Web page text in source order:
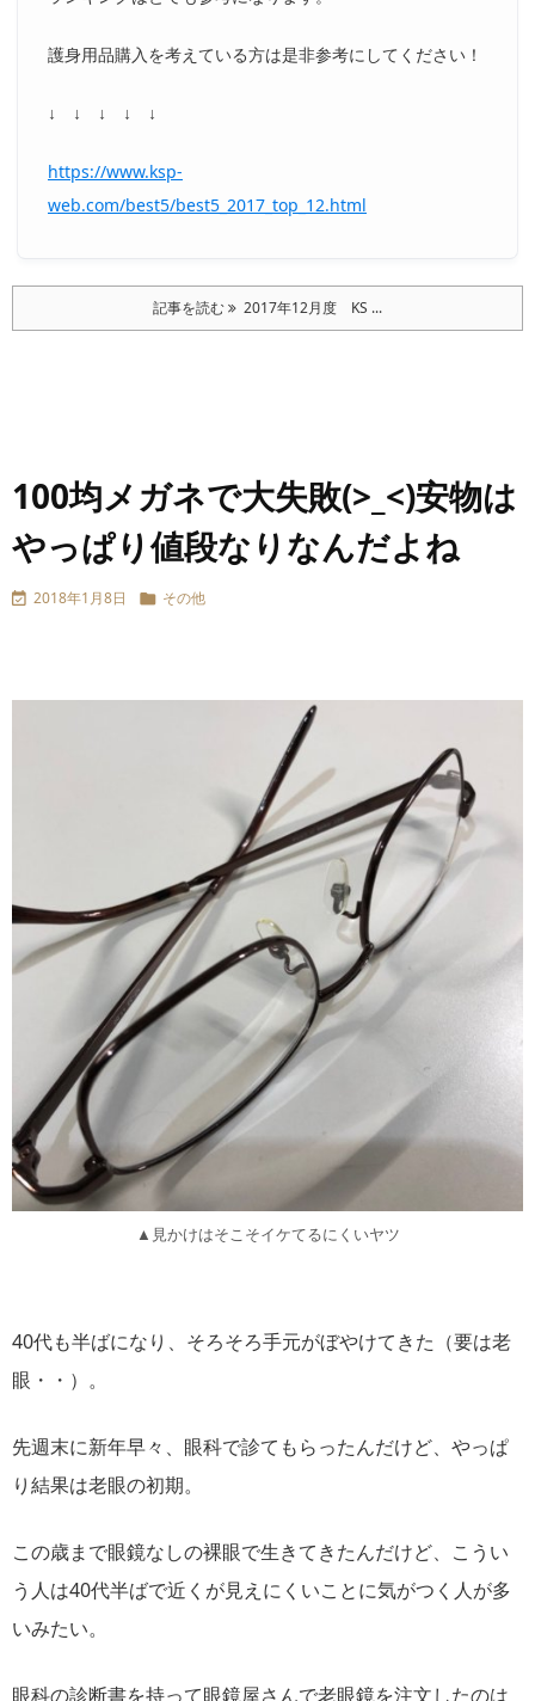
護身用品購入を考えている方は是非参考にしてください！
↓ ↓ ↓ ↓ ↓
https://www.ksp-
web.com/best5/best5_2017_top_12.html
記事を読む 2017年12月度 KS ...
100均メガネで大失敗(>_<)安物は
やっぱり値段なりなんだよね
 2018年1月8日  その他
▲見かけはそこそイケてるにくいヤツ
40代も半ばになり、そろそろ手元がぼやけてきた（要は老
眼・・）。
先週末に新年早々、眼科で診てもらったんだけど、やっぱ
り結果は老眼の初期。
この歳まで眼鏡なしの裸眼で生きてきたんだけど、こうい
う人は40代半ばで近くが見えにくいことに気がつく人が多
いみたい。
眼科の診断書を持って眼鏡屋さんで老眼鏡を注文したのは